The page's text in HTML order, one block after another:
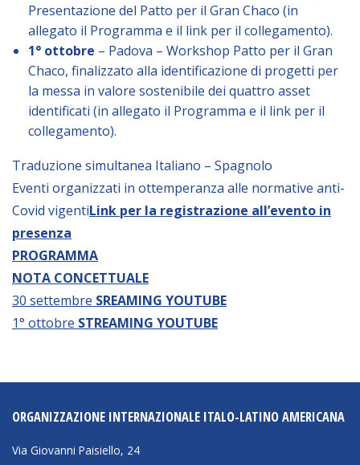
Alta Formazione
Albo fornitori
Contratti/Accordi/Grant
NEWSLETTER
Presentazione del Patto per il Gran Chaco (in
allegato il Programma e il link per il collegamento).
1° ottobre – Padova – Workshop Patto per il Gran
Chaco, finalizzato alla identificazione di progetti per
la messa in valore sostenibile dei quattro asset
identificati (in allegato il Programma e il link per il
collegamento).
Traduzione simultanea Italiano – Spagnolo
Eventi organizzati in ottemperanza alle normative anti-
Covid vigentiLink per la registrazione all’evento in
presenza
PROGRAMMA
NOTA CONCETTUALE
30 settembre SREAMING YOUTUBE
1° ottobre STREAMING YOUTUBE
ORGANIZZAZIONE INTERNAZIONALE ITALO-LATINO AMERICANA
Via Giovanni Paisiello, 24